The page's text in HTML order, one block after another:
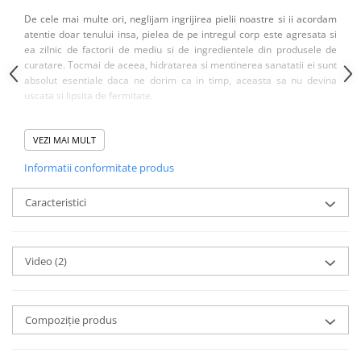
De cele mai multe ori, neglijam ingrijirea pielii noastre si ii acordam
atentie doar tenului insa, pielea de pe intregul corp este agresata si
ea zilnic de factorii de mediu si de ingredientele din produsele de
curatare. Tocmai de aceea, hidratarea si mentinerea sanatatii ei sunt
absolut esentiale daca ne dorim ca in timp, aceasta sa nu devina
uscata si lipsita de fermitate.
Avand o textura usoara, aceasta se absoarbe usor in piele, lasand un
miros discret si un aspect neted si catifelat. Ingredientele din
singura umiditatea optima si sa se protejeze de factorii externi.
Dermatocosmetic Crema hidratanta pentru corp
Principiu activ demonstrat prin studiu clinic
Asigura un efect emolient si hidratant imediat
Îmbunătățește elasticitatea pielii
VEZI MAI MULT
Informatii conformitate produs
Caracteristici
Video (2)
Compoziție produs